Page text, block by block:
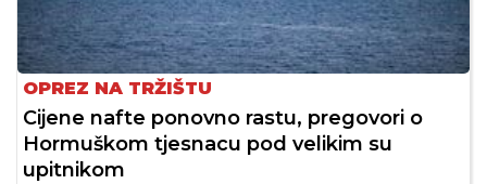
OPREZ NA TRŽIŠTU
Cijene nafte ponovno rastu, pregovori o
Hormuškom tjesnacu pod velikim su
upitnikom